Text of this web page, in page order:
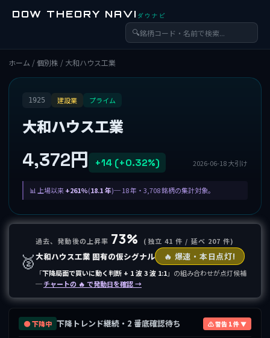
DOW THEORY NAVI ダウナビ
🔍
ホーム /個別株 / 大和ハウス工業
1925 建設業 プライム
大和ハウス工業
4,372円 +14 (+0.32%) 2026-06-18 大引け
上場以来+261%(18.1 年)─ 18 年・3,708 銘柄の集計対象。
🥈
過去、発動後の上昇率 73% (独立 41 件 / 延べ 207 件)
大和ハウス工業 固有の仮シグナル 🔥 爆速・本日点灯!
「下降局面で買いに動く判断 + 1 波 3 波 1:1」の組み合わせが点灯候補
─チャートの 🔥 で発動日を確認 →
🟤 下降中 下降トレンド継続・2 番底確認待ち ⚠ 警告 1 件 ▼